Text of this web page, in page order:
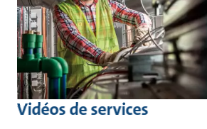
Vidéos de services